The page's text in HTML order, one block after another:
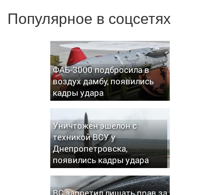
Популярное в соцсетях
ФАБ-3000 подбросила в
воздух дамбу, появились
кадры удара
Уничтожен эшелон с
техникой ВСУ у
Днепропетровска,
появились кадры удара
ВС запретил лишать прав за